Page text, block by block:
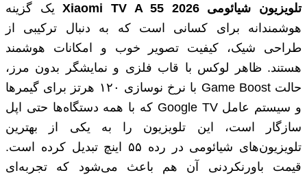
تلویزیون شیائومی Xiaomi TV A 55 2026
یک گزینه
هوشمندانه برای کسانی است که به دنبال ترکیبی از
طراحی شیک، کیفیت تصویر خوب و امکانات هوشمند
هستند. ظاهر لوکس با قاب فلزی و نمایشگر بدون مرز،
حالت Game Boost با نرخ نوسازی ۱۲۰ هرتز برای گیمرها
و سیستم عامل Google TV که با همه دستگاه‌ها حتی اپل
سازگار است، این تلویزیون را به یکی از بهترین
تلویزیون‌های شیائومی در رده ۵۵ اینچ تبدیل کرده است.
قیمت باورنکردنی آن هم باعث می‌شود که تجربه‌ای